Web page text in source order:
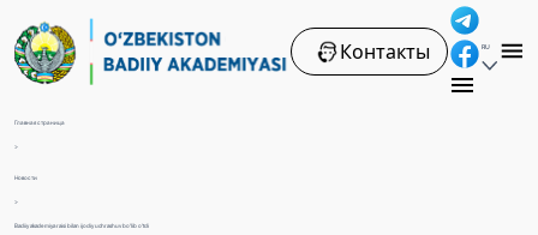
Контакты RU
Главная страница
>
Новости
>
Badiiy akademiya raisi bilan ijodiy uchrashuv bo‘lib o‘tdi